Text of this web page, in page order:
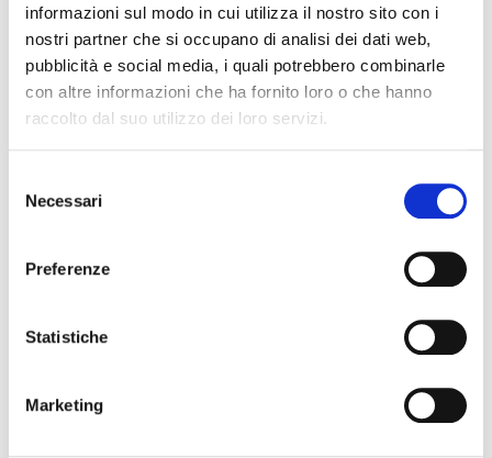
informazioni sul modo in cui utilizza il nostro sito con i
nostri partner che si occupano di analisi dei dati web,
pubblicità e social media, i quali potrebbero combinarle
con altre informazioni che ha fornito loro o che hanno
raccolto dal suo utilizzo dei loro servizi.
delNecessari
Preferenze
Statistiche
Marketing
12,00 €